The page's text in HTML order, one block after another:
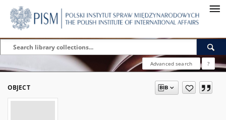
Advanced search ?
OBJECT